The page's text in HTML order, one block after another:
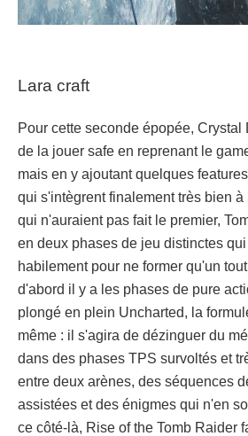
Lara craft
Pour cette seconde épopée,
de la jouer safe en reprenant le
mais en y ajoutant quelques
qui s'intègrent finalement très bien
qui n'auraient pas fait le premier,
en deux phases de jeu distinctes
habilement pour ne former qu'un
d'abord il y a les phases de pure
plongé en plein Uncharted, la
même : il s'agira de dézinguer du
dans des phases TPS survoltés et
entre deux arènes, des séquences
assistées et des énigmes qui n'en
ce côté-là, Rise of the Tomb Raider